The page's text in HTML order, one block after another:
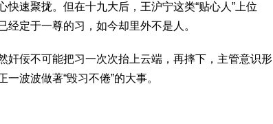
速聚拢。但在十九大后，王沪宁这类“贴心人”上位
定于一尊的习，如今却里外不是人。
奸佞不可能把习一次次抬上云端，再摔下，主管意识形
波波做著“毁习不倦”的大事。